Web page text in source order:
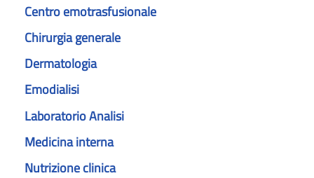
Centro emotrasfusionale
Chirurgia generale
Dermatologia
Emodialisi
Laboratorio Analisi
Medicina interna
Nutrizione clinica